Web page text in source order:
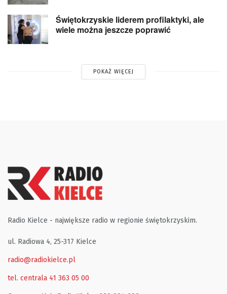
Świętokrzyskie liderem profilaktyki, ale
wiele można jeszcze poprawić
POKAŻ WIĘCEJ
Radio Kielce - największe radio w regionie świętokrzyskim.
ul. Radiowa 4, 25-317 Kielce
radio@radiokielce.pl
tel. centrala 41 363 05 00